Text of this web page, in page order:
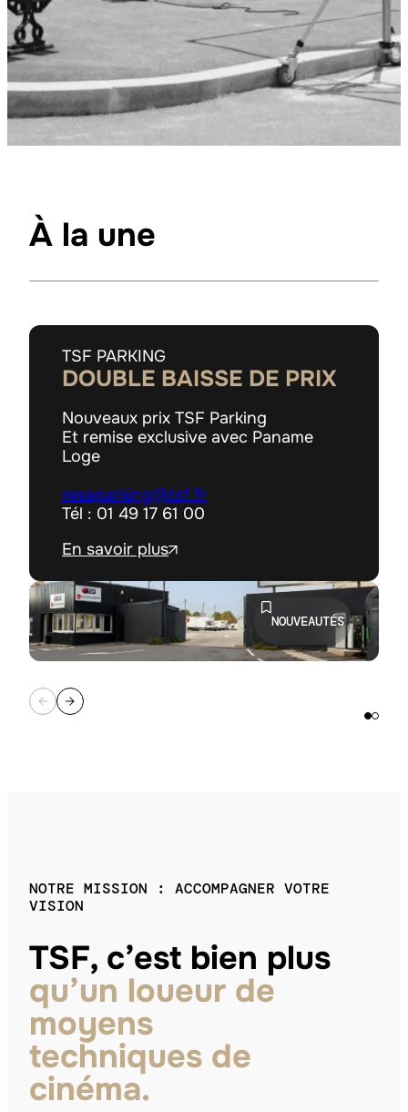
À la une
TSF PARKING
DOUBLE BAISSE DE PRIX
Nouveaux prix TSF Parking
Et remise exclusive avec Paname
Loge
resaparking@tsf.fr
Tél : 01 49 17 61 00
En savoir plus
NOUVEAUTÉS
NOTRE MISSION : ACCOMPAGNER VOTRE
VISION
TSF, c’est bien plus
qu’un loueur de
moyens
techniques de
cinéma.